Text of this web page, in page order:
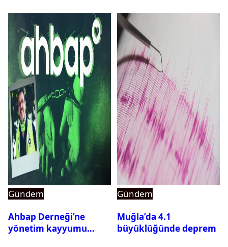
Gündem
Ahbap Derneği’ne
yönetim kayyumu
Gündem
Muğla’da 4.1
büyüklüğünde deprem